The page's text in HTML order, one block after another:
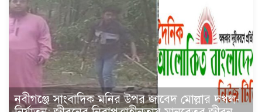
নবীগঞ্জে সাংবাদিক মনির উপর জাবেদ মোল্লার দখল-